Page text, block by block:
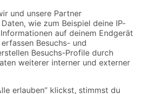
Versandarten